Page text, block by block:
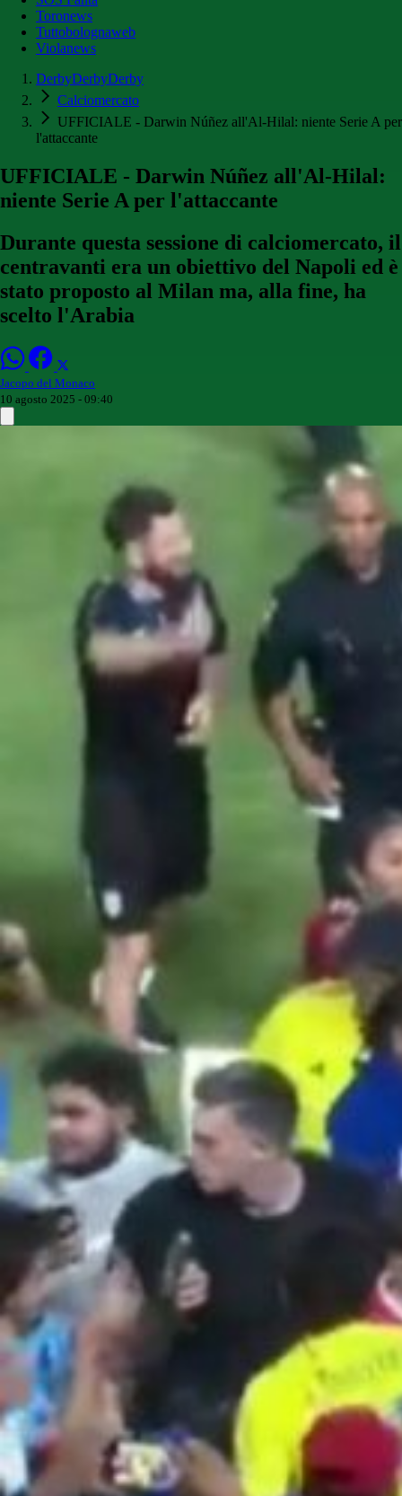
Toronews
Tuttobolognaweb
Violanews
DerbyDerbyDerby
Calciomercato
UFFICIALE - Darwin Núñez all'Al-Hilal: niente Serie A per
l'attaccante
UFFICIALE - Darwin Núñez all'Al-Hilal:
niente Serie A per l'attaccante
Durante questa sessione di calciomercato, il
centravanti era un obiettivo del Napoli ed è
stato proposto al Milan ma, alla fine, ha
scelto l'Arabia
Jacopo del Monaco
10 agosto 2025 - 09:40